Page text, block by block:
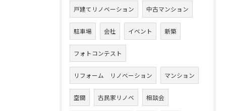
戸建てリノベーション 中古マンション
駐車場 会社 イベント 新築
フォトコンテスト
リフォーム リノベーション マンション
空間 古民家リノベ 相談会